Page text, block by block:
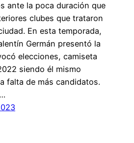
ante la poca duración que
clubes que trataron
En esta temporada,
Germán presentó la
elecciones, camiseta
siendo él mismo
falta de más candidatos.